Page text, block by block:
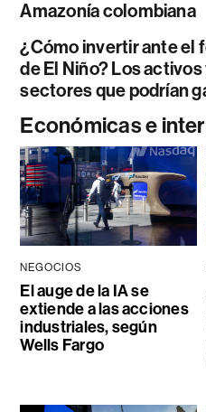
Amazonía colombiana
¿Cómo invertir ante el
de El Niño? Los activos
sectores que podrían
Económicas e
NEGOCIOS
El auge de la IA se
extiende a las acciones
industriales, según
Wells Fargo